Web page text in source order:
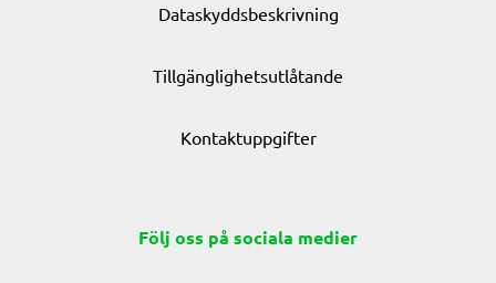
Dataskyddsbeskrivning
Tillgänglighetsutlåtande
Kontaktuppgifter
Följ oss på sociala medier